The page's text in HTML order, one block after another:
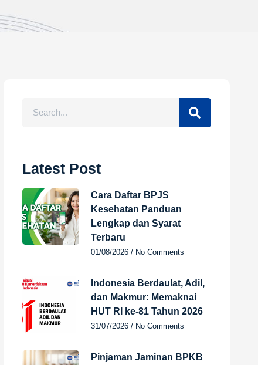
Latest Post
Cara Daftar BPJS
Kesehatan Panduan
Lengkap dan Syarat
Terbaru
01/08/2026 No Comments
Indonesia Berdaulat, Adil,
dan Makmur: Memaknai
HUT RI ke-81 Tahun 2026
31/07/2026 No Comments
Pinjaman Jaminan BPKB